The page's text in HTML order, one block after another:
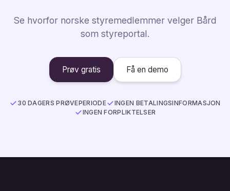
Se hvorfor norske styremedlemmer velger Bård
som styreportal.
Prøv gratis Få en demo
30 DAGERS PRØVEPERIODE
INGEN BETALINGSINFORMASJON
INGEN FORPLIKTELSER